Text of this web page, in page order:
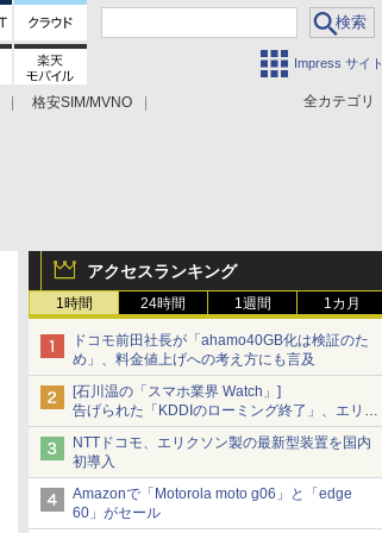
Impress サイト
全カテゴリ
格安SIM/MVNO
アクセスランキング
1時間 24時間 1週間 1カ月
ドコモ前田社長が「ahamo40GB化は検証のた
め」、料金値上げへの考え方にも言及
[石川温の「スマホ業界 Watch」]
告げられた「KDDIのローミング終了」、エリア
マップの落とし穴と楽天モバイルの課題
NTTドコモ、エリクソン製の最新型装置を国内
初導入
Amazonで「Motorola moto g06」と「edge
60」がセール